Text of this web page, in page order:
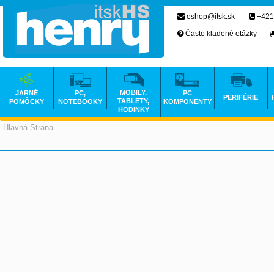
Hlavná Strana
eshop@itsk.sk
Často kladené otázky
JARNÉ
POMÔCKY
PC,
NOTEBOOKY
MOBILY,
TABLETY,
HODINKY
PC
KOMPONENTY
PERIFÉRIE